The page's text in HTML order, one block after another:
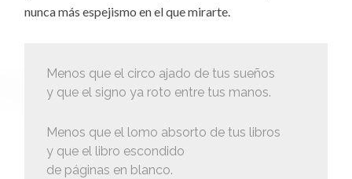
nunca más espejismo en el que mirarte.
Menos que el circo ajado de tus sueños
y que el signo ya roto entre tus manos.
Menos que el lomo absorto de tus libros
y que el libro escondido
de páginas en blanco.